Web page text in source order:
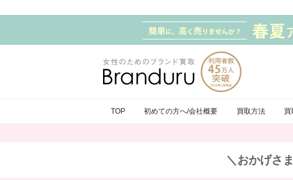
TOP 初めての方へ/会社概要 買取方法 買
＼おかげさ